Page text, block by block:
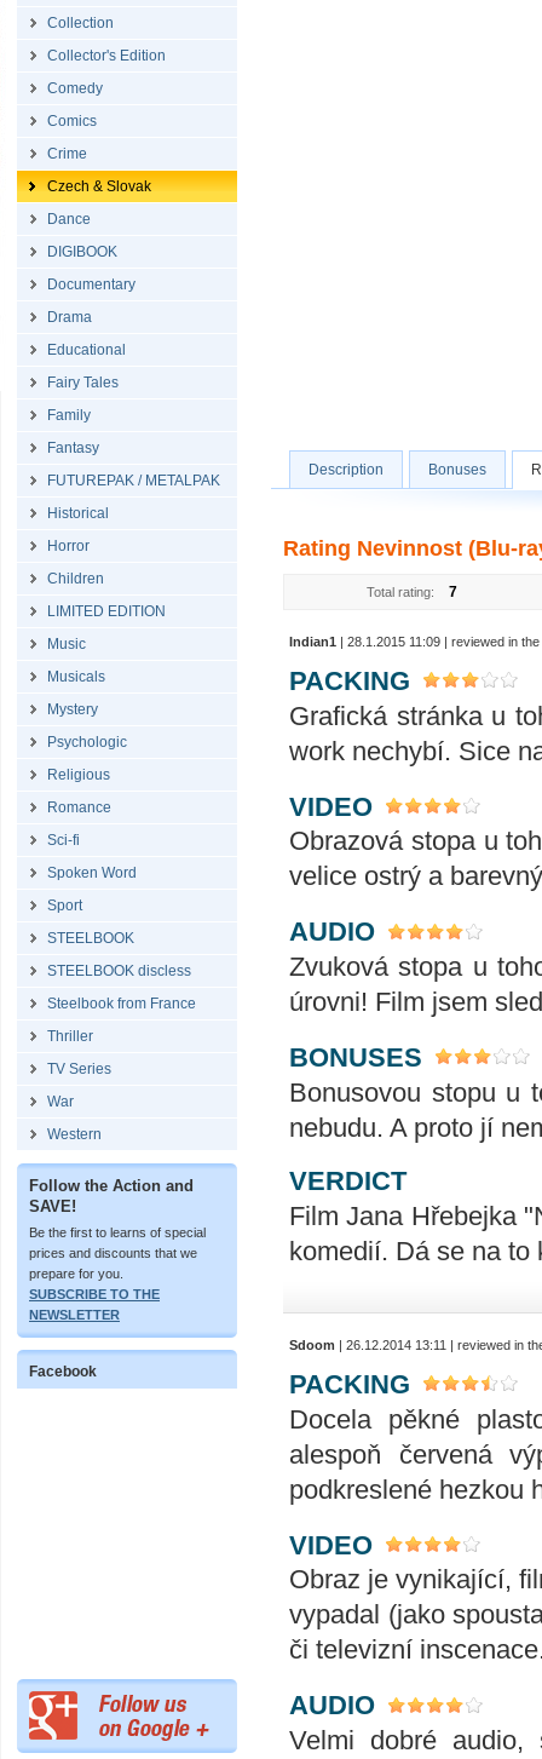
Collection
Collector's Edition
Comedy
Comics
Crime
Czech & Slovak
Dance
DIGIBOOK
Documentary
Drama
Educational
Fairy Tales
Family
Fantasy
FUTUREPAK / METALPAK
Historical
Horror
Children
LIMITED EDITION
Music
Musicals
Mystery
Psychologic
Religious
Romance
Sci-fi
Spoken Word
Sport
STEELBOOK
STEELBOOK discless
Steelbook from France
Thriller
TV Series
War
Western
Follow the Action and
SAVE!
Be the first to learns of special
prices and discounts that we
prepare for you.
SUBSCRIBE TO THE
NEWSLETTER
Facebook
Description Bonuses
Rating Nevinnost (Blu-
Total rating: 7
Indian1 | 28.1.2015 11:09 | reviewed in
PACKING
Grafická stránka u
work nechybí. Sice
VIDEO
Obrazová stopa u
velice ostrý a
AUDIO
Zvuková stopa u
úrovni! Film jsem
BONUSES
Bonusovou stopu u
nebudu. A proto jí
VERDICT
Film Jana Hřebejka
komedií. Dá se na to
Sdoom | 26.12.2014 13:11 | reviewed in
PACKING
Docela pěkné
alespoň červená
podkreslené hezkou
VIDEO
Obraz je vynikající,
vypadal (jako
či televizní
AUDIO
Velmi dobré